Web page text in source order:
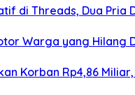
di Threads, Dua Pria
Warga yang Hilang
Korban Rp4,86